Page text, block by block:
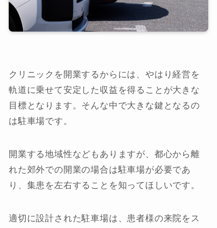
クリニックを開業するからには、やはり経営を
軌道に乗せて安定した収益を得ることが大きな
目標となります。そんな中で大きな鍵となるの
は駐車場です。
開業する地域性などもありますが、都心から離
れた郊外での開業の場合は駐車場が必要であ
り、集患を左右することを知ってほしいです。
適切に設計された駐車場は、患者様の来院をス